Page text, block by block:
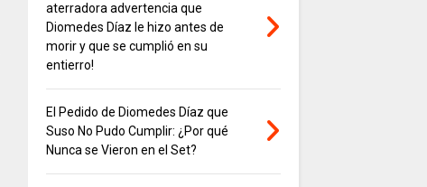
aterradora advertencia que
Diomedes Díaz le hizo antes de
morir y que se cumplió en su
entierro!
El Pedido de Diomedes Díaz que
Suso No Pudo Cumplir: ¿Por qué
Nunca se Vieron en el Set?